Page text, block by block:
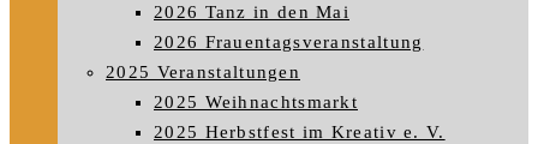
2026 Tanz in den Mai
2026 Frauentagsveranstaltung
2025 Veranstaltungen
2025 Weihnachtsmarkt
2025 Herbstfest im Kreativ e. V.